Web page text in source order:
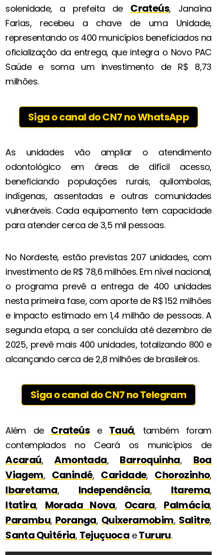
solenidade, a prefeita de Crateús, Janaína
Farias, recebeu a chave de uma Unidade,
representando os 400 municípios beneficiados na
oficialização da entrega, que integra o Novo PAC
Saúde e soma um investimento de R$ 8,73
milhões.
Siga o canal do CN7 no WhatsApp
As unidades vão ampliar o atendimento
odontológico em áreas de difícil acesso,
beneficiando populações rurais, quilombolas,
indígenas, assentadas e outras comunidades
vulneráveis. Cada equipamento tem capacidade
para atender cerca de 3,5 mil pessoas.
No Nordeste, estão previstas 207 unidades, com
investimento de R$ 78,6 milhões. Em nível nacional,
o programa prevê a entrega de 400 unidades
nesta primeira fase, com aporte de R$ 152 milhões
e impacto estimado em 1,4 milhão de pessoas. A
segunda etapa, a ser concluída até dezembro de
2025, prevê mais 400 unidades, totalizando 800 e
alcançando cerca de 2,8 milhões de brasileiros.
Siga o canal do CN7 no Telegram
Além de Crateúse Tauá, também foram
contemplados no Ceará os municípios de
Acaraú,Amontada, Barroquinha, Boa
Viagem, Canindé, Caridade, Chorozinho,
Ibaretama, Independência, Itarema,
Itatira, Morada Nova, Ocara, Palmácia,
Parambu, Poranga, Quixeramobim, Salitre,
Santa Quitéria, Tejuçuoca eTururu.